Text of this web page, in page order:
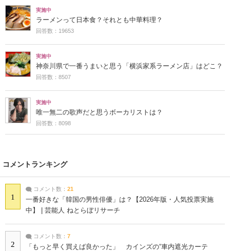
実施中
ラーメンって日本食？それとも中華料理？
回答数：19653
実施中
神奈川県で一番うまいと思う「横浜家系ラーメン店」はどこ？
回答数：8507
実施中
唯一無二の歌声だと思うボーカリストは？
回答数：8098
コメントランキング
1
コメント数： 21
一番好きな「韓国の男性俳優」は？【2026年版・人気投票実施
中】 | 芸能人 ねとらぼリサーチ
2
コメント数： 7
「もっと早く買えば良かった」 カインズの“車内遮光カーテ